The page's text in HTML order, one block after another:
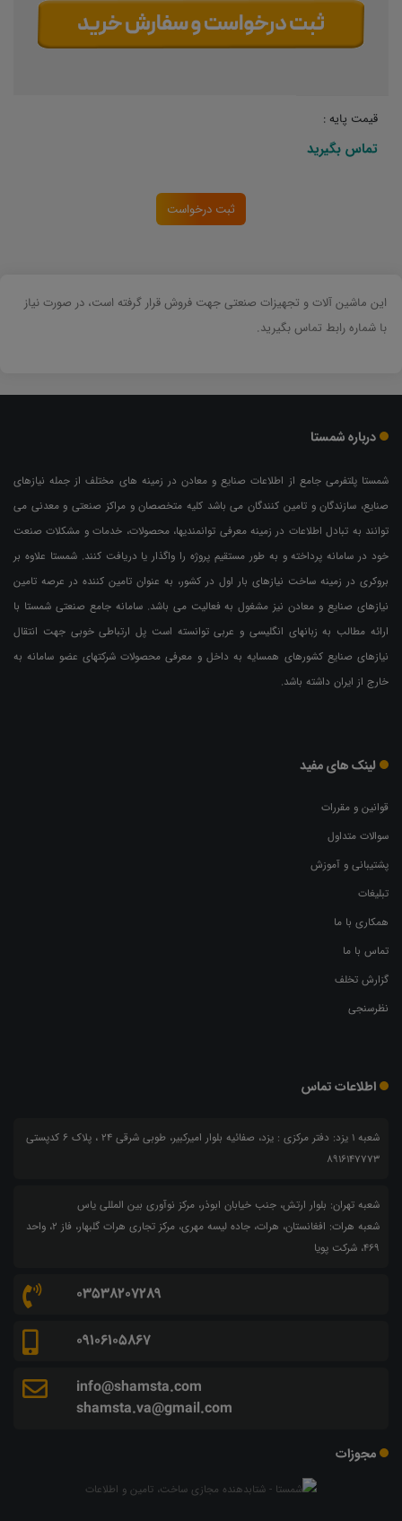
قیمت پایه :
تماس بگیرید
ثبت درخواست
این ماشین آلات و تجهیزات صنعتی جهت فروش قرار گرفته است، در صورت نیاز
با شماره رابط تماس بگیرید.
درباره شمستا
شمستا پلتفرمی جامع از اطلاعات صنایع و معادن در زمینه های مختلف از جمله نیازهای
صنایع، سازندگان و تامین کنندگان می باشد کلیه متخصصان و مراکز صنعتی و معدنی می
توانند به تبادل اطلاعات در زمینه معرفی توانمندیها، محصولات، خدمات و مشکلات صنعت
خود در سامانه پرداخته و به طور مستقیم پروژه را واگذار یا دریافت کنند. شمستا علاوه بر
بروکری در زمینه ساخت نیازهای بار اول در کشور، به عنوان تامین کننده در عرصه تامین
نیازهای صنایع و معادن نیز مشغول به فعالیت می باشد. سامانه جامع صنعتی شمستا با
ارائه مطالب به زبانهای انگلیسی و عربی توانسته است پل ارتباطی خوبی جهت انتقال
نیازهای صنایع کشورهای همسایه به داخل و معرفی محصولات شرکتهای عضو سامانه به
خارج از ایران داشته باشد.
لینک های مفید
قوانین و مقررات
سوالات متداول
پشتیبانی و آموزش
تبلیغات
همکاری با ما
تماس با ما
گزارش تخلف
نظرسنجی
اطلاعات تماس
شعبه 1 یزد: دفتر مرکزی : یزد، صفائیه بلوار امیرکبیر، طوبی شرقی 24 ، پلاک 6 کدپستی
8916147773
شعبه تهران: بلوار ارتش، جنب خیابان ابوذر، مرکز نوآوری بین المللی یاس
شعبه هرات: افغانستان، هرات، جاده لیسه مهری، مرکز تجاری هرات گلبهار، فاز ۲، واحد
۴۶۹، شرکت پویا
03538207289
09106105867
info@shamsta.com
shamsta.va@gmail.com
مجوزات